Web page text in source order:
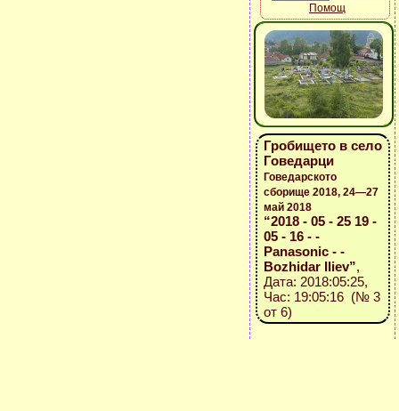
Помощ
Гробището в село
Говедарци
Говедарското
сборище 2018, 24—27
май 2018
“2018 - 05 - 25 19 -
05 - 16 - -
Panasonic - -
Bozhidar Iliev”,
Дата: 2018:05:25,
Час: 19:05:16 (№ 3
от 6)